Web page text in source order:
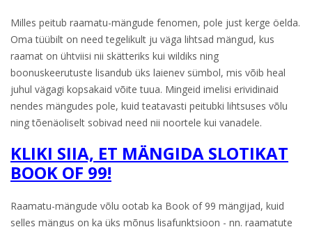
Milles peitub raamatu-mängude fenomen, pole just kerge öelda.
Oma tüübilt on need tegelikult ju väga lihtsad mängud, kus
raamat on ühtviisi nii skätteriks kui wildiks ning
boonuskeerutuste lisandub üks laienev sümbol, mis võib heal
juhul vägagi kopsakaid võite tuua. Mingeid imelisi erividinaid
nendes mängudes pole, kuid teatavasti peitubki lihtsuses võlu
ning tõenäoliselt sobivad need nii noortele kui vanadele.
KLIKI SIIA, ET MÄNGIDA SLOTIKAT
BOOK OF 99!
Raamatu-mängude võlu ootab ka Book of 99 mängijad, kuid
selles mängus on ka üks mõnus lisafunktsioon - nn. raamatute